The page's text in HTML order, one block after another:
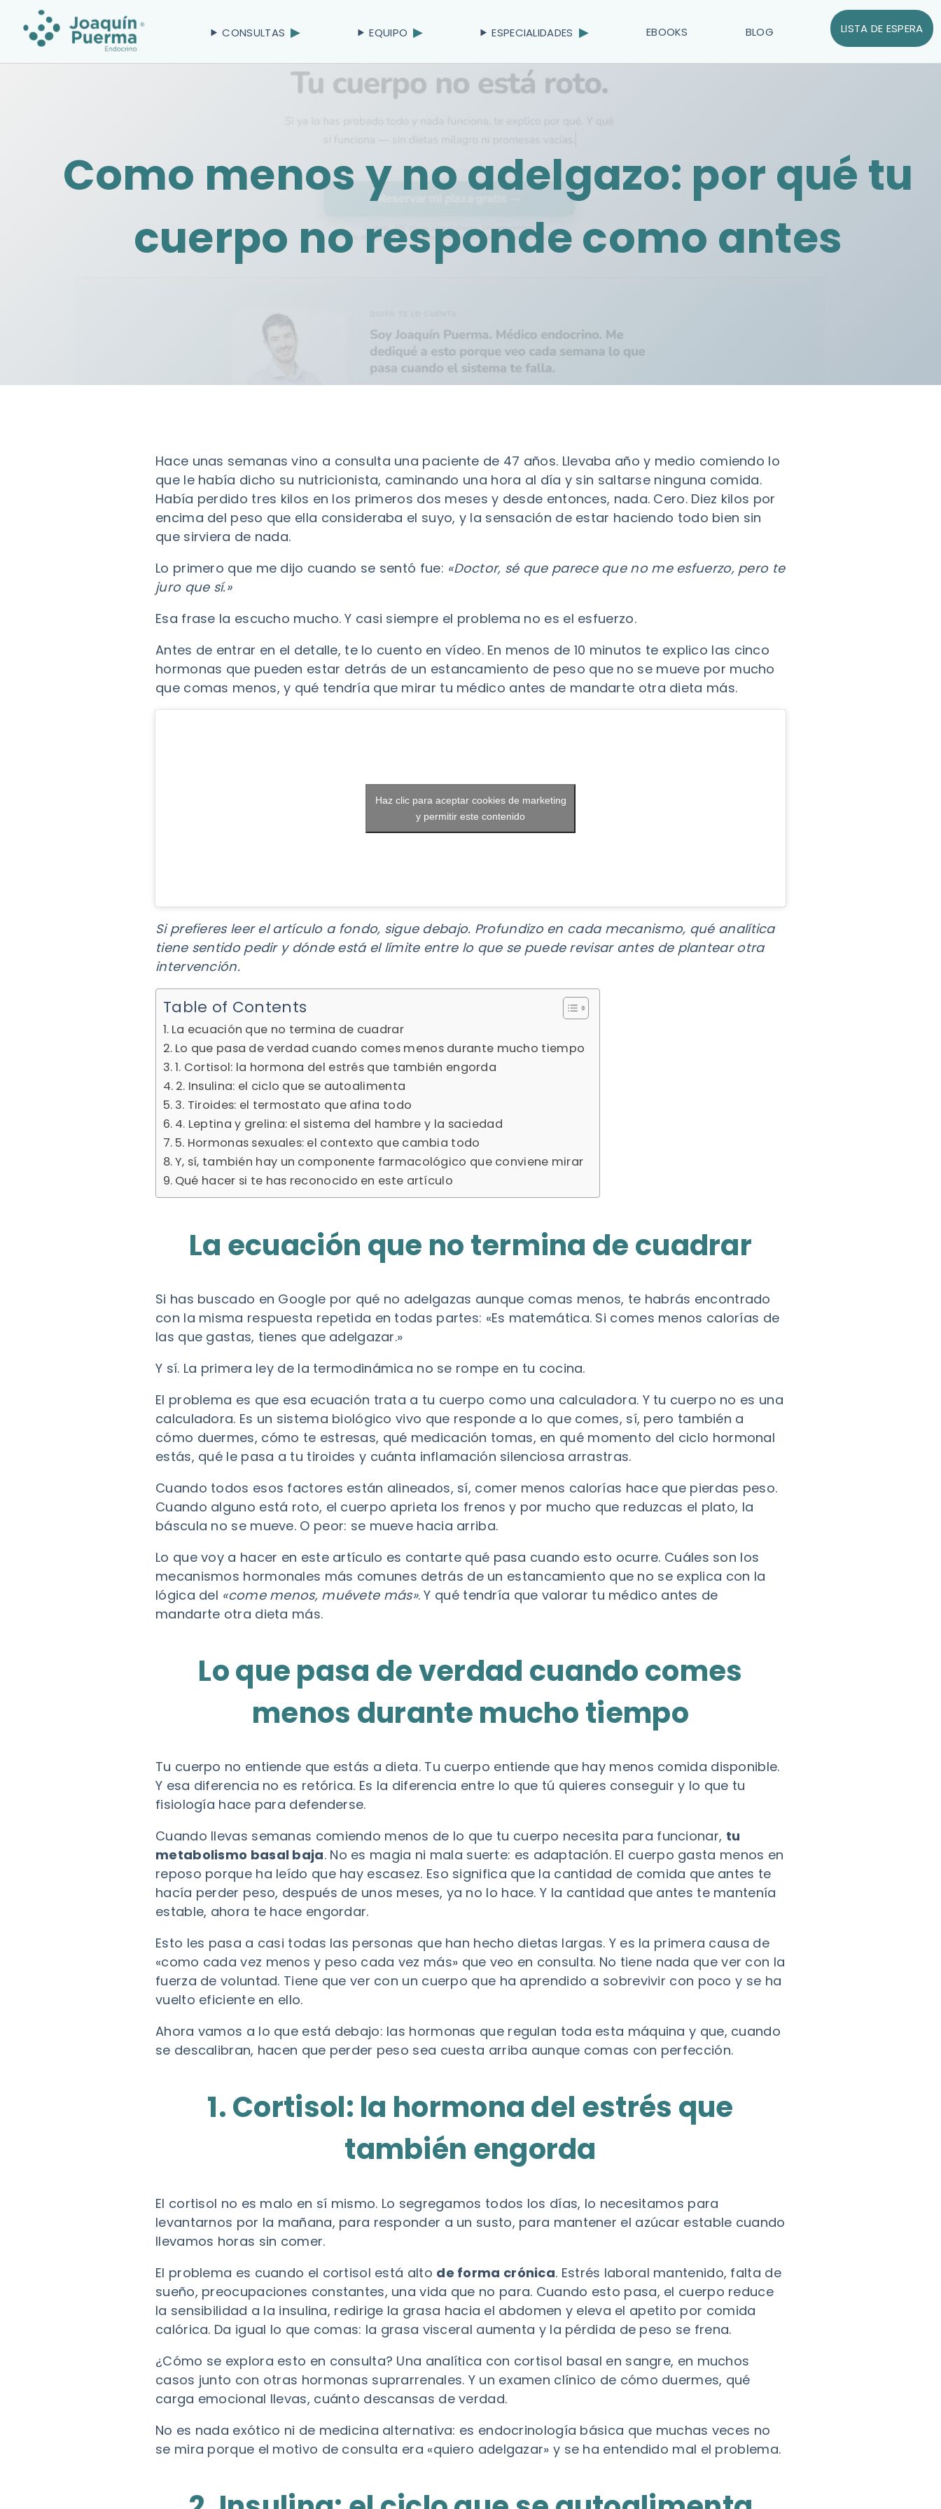
CONSULTAS EQUIPO ESPECIALIDADES EBOOKS BLOG LISTA DE ESPERA
Como menos y no adelgazo: por qué tu
cuerpo no responde como antes
Hace unas semanas vino a consulta una paciente de 47 años. Llevaba año y medio comiendo lo
que le había dicho su nutricionista, caminando una hora al día y sin saltarse ninguna comida.
Había perdido tres kilos en los primeros dos meses y desde entonces, nada. Cero. Diez kilos por
encima del peso que ella consideraba el suyo, y la sensación de estar haciendo todo bien sin
que sirviera de nada.
Lo primero que me dijo cuando se sentó fue: «Doctor, sé que parece que no me esfuerzo, pero te
juro que sí.»
Esa frase la escucho mucho. Y casi siempre el problema no es el esfuerzo.
Antes de entrar en el detalle, te lo cuento en vídeo. En menos de 10 minutos te explico las cinco
hormonas que pueden estar detrás de un estancamiento de peso que no se mueve por mucho
que comas menos, y qué tendría que mirar tu médico antes de mandarte otra dieta más.
Haz clic para aceptar cookies de marketing
y permitir este contenido
Si prefieres leer el artículo a fondo, sigue debajo. Profundizo en cada mecanismo, qué analítica
tiene sentido pedir y dónde está el límite entre lo que se puede revisar antes de plantear otra
intervención.
Table of Contents
La ecuación que no termina de cuadrar
Lo que pasa de verdad cuando comes menos durante mucho tiempo
1. Cortisol: la hormona del estrés que también engorda
2. Insulina: el ciclo que se autoalimenta
3. Tiroides: el termostato que afina todo
4. Leptina y grelina: el sistema del hambre y la saciedad
5. Hormonas sexuales: el contexto que cambia todo
Y, sí, también hay un componente farmacológico que conviene mirar
Qué hacer si te has reconocido en este artículo
La ecuación que no termina de cuadrar
Si has buscado en Google por qué no adelgazas aunque comas menos, te habrás encontrado
con la misma respuesta repetida en todas partes: «Es matemática. Si comes menos calorías de
las que gastas, tienes que adelgazar.»
Y sí. La primera ley de la termodinámica no se rompe en tu cocina.
El problema es que esa ecuación trata a tu cuerpo como una calculadora. Y tu cuerpo no es una
calculadora. Es un sistema biológico vivo que responde a lo que comes, sí, pero también a
cómo duermes, cómo te estresas, qué medicación tomas, en qué momento del ciclo hormonal
estás, qué le pasa a tu tiroides y cuánta inflamación silenciosa arrastras.
Cuando todos esos factores están alineados, sí, comer menos calorías hace que pierdas peso.
Cuando alguno está roto, el cuerpo aprieta los frenos y por mucho que reduzcas el plato, la
báscula no se mueve. O peor: se mueve hacia arriba.
Lo que voy a hacer en este artículo es contarte qué pasa cuando esto ocurre. Cuáles son los
mecanismos hormonales más comunes detrás de un estancamiento que no se explica con la
lógica del «come menos, muévete más». Y qué tendría que valorar tu médico antes de
mandarte otra dieta más.
Lo que pasa de verdad cuando comes
menos durante mucho tiempo
Tu cuerpo no entiende que estás a dieta. Tu cuerpo entiende que hay menos comida disponible.
Y esa diferencia no es retórica. Es la diferencia entre lo que tú quieres conseguir y lo que tu
fisiología hace para defenderse.
Cuando llevas semanas comiendo menos de lo que tu cuerpo necesita para funcionar, tu
metabolismo basal baja. No es magia ni mala suerte: es adaptación. El cuerpo gasta menos en
reposo porque ha leído que hay escasez. Eso significa que la cantidad de comida que antes te
hacía perder peso, después de unos meses, ya no lo hace. Y la cantidad que antes te mantenía
estable, ahora te hace engordar.
Esto les pasa a casi todas las personas que han hecho dietas largas. Y es la primera causa de
«como cada vez menos y peso cada vez más» que veo en consulta. No tiene nada que ver con la
fuerza de voluntad. Tiene que ver con un cuerpo que ha aprendido a sobrevivir con poco y se ha
vuelto eficiente en ello.
Ahora vamos a lo que está debajo: las hormonas que regulan toda esta máquina y que, cuando
se descalibran, hacen que perder peso sea cuesta arriba aunque comas con perfección.
1. Cortisol: la hormona del estrés que
también engorda
El cortisol no es malo en sí mismo. Lo segregamos todos los días, lo necesitamos para
levantarnos por la mañana, para responder a un susto, para mantener el azúcar estable cuando
llevamos horas sin comer.
El problema es cuando el cortisol está alto de forma crónica. Estrés laboral mantenido, falta de
sueño, preocupaciones constantes, una vida que no para. Cuando esto pasa, el cuerpo reduce
la sensibilidad a la insulina, redirige la grasa hacia el abdomen y eleva el apetito por comida
calórica. Da igual lo que comas: la grasa visceral aumenta y la pérdida de peso se frena.
¿Cómo se explora esto en consulta? Una analítica con cortisol basal en sangre, en muchos
casos junto con otras hormonas suprarrenales. Y un examen clínico de cómo duermes, qué
carga emocional llevas, cuánto descansas de verdad.
No es nada exótico ni de medicina alternativa: es endocrinología básica que muchas veces no
se mira porque el motivo de consulta era «quiero adelgazar» y se ha entendido mal el problema.